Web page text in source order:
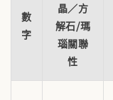
數
字
晶／方
解石/瑪
瑙關聯
性